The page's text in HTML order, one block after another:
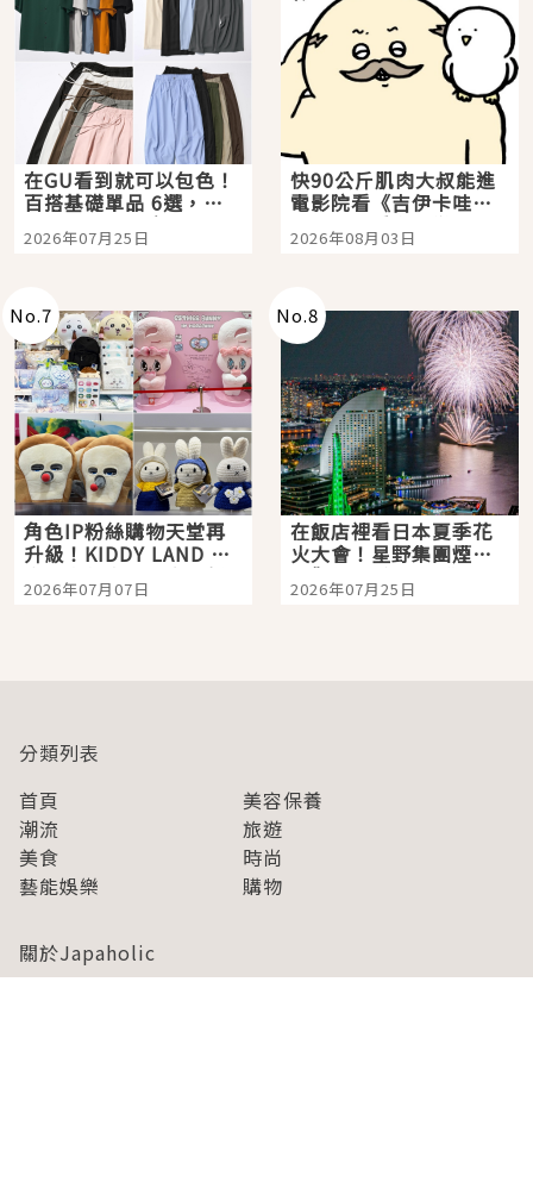
在GU看到就可以包色！
百搭基礎單品 6選，閉
眼全收也不心疼
2026年07月25日
快90公斤肌肉大叔能進
電影院看《吉伊卡哇》
嗎？日本重金屬樂團
「打首」會長與nagano
2026年08月03日
No.7
角色IP粉絲購物天堂再
升級！KIDDY LAND 原
宿店吉伊卡哇迎客，新
開幕 OMOKADO 店3分
2026年07月07日
No.8
在飯店裡看日本夏季花
火大會！星野集團煙火
景觀飯店6選，讓你不用
人擠人悠閒欣賞
2026年07月25日
分類列表
首頁
美容保養
潮流
旅遊
美食
時尚
藝能娛樂
購物
關於Japaholic